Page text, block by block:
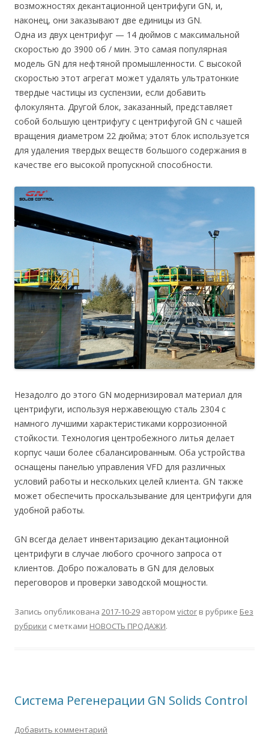
возможностях декантационной центрифуги GN, и,
наконец, они заказывают две единицы из GN.
Одна из двух центрифуг — 14 дюймов с максимальной
скоростью до 3900 об / мин. Это самая популярная
модель GN для нефтяной промышленности. С высокой
скоростью этот агрегат может удалять ультратонкие
твердые частицы из суспензии, если добавить
флокулянта. Другой блок, заказанный, представляет
собой большую центрифугу с центрифугой GN с чашей
вращения диаметром 22 дюйма; этот блок используется
для удаления твердых веществ большого содержания в
качестве его высокой пропускной способности.
Незадолго до этого GN модернизировал материал для
центрифуги, используя нержавеющую сталь 2304 с
намного лучшими характеристиками коррозионной
стойкости. Технология центробежного литья делает
корпус чаши более сбалансированным. Оба устройства
оснащены панелью управления VFD для различных
условий работы и нескольких целей клиента. GN также
может обеспечить проскальзывание для центрифуги для
удобной работы.
GN всегда делает инвентаризацию декантационной
центрифуги в случае любого срочного запроса от
клиентов. Добро пожаловать в GN для деловых
переговоров и проверки заводской мощности.
Запись опубликована 2017-10-29 автором victor в рубрике Без
рубрики с метками НОВОСТЬ ПРОДАЖИ.
Система Регенерации GN Solids Control
Добавить комментарий